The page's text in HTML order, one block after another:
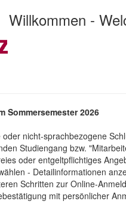
Willkommen -
Sommersemester 2026
oder nicht-sprachbezogene
Studiengang bzw.
oder entgeltpflichtiges
- Detailinformationen
Schritten zur Online-
mit persönlicher